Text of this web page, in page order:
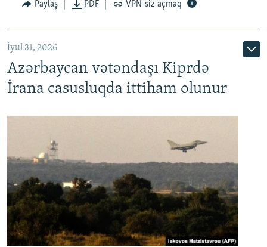
Paylaş PDF VPN-siz açmaq
İyul 31, 2026
Azərbaycan vətəndaşı Kiprdə
İrana casusluqda ittiham olunur